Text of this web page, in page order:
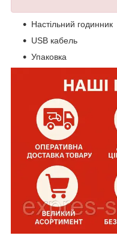
Настільний годинник
USB кабель
Упаковка